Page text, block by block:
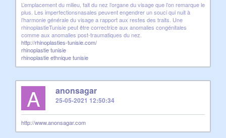
L’emplacement du milieu, fait du nez l’organe du visage que l’on remarque le
plus. Les imperfectionsnasales peuvent engendrer un souci qui nuit à
l’harmonie générale du visage a rapport aux restes des traits. Une
rhinoplastieTunisie peut être correctrice aux anomalies congénitales
comme aux anomalies post-traumatiques du nez.
http://rhinoplasties-tunisie.com/
rhinoplastie tunisie
rhinoplastie ethnique tunisie
A anonsagar
25-05-2021 12:50:34
http://www.anonsagar.com